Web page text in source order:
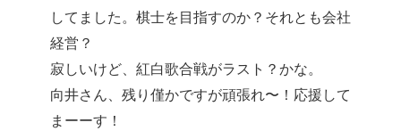
してました。棋士を目指すのか？それとも会社
経営？
寂しいけど、紅白歌合戦がラスト？かな。
向井さん、残り僅かですが頑張れ〜！応援して
まーーす！